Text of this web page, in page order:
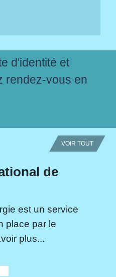
d'identité et
rendez-vous en
VOIR TOUT
de
est un service
place par le
plus...